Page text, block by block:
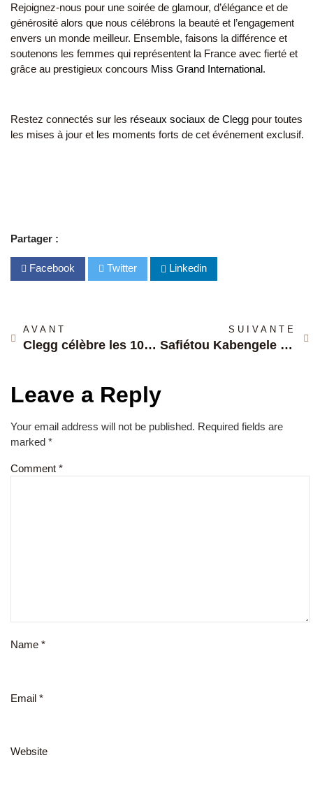
Rejoignez-nous pour une soirée de glamour, d’élégance et de
générosité alors que nous célébrons la beauté et l’engagement
envers un monde meilleur. Ensemble, faisons la différence et
soutenons les femmes qui représentent la France avec fierté et
grâce au prestigieux concours Miss Grand International.
Restez connectés sur les réseaux sociaux de Clegg pour toutes
les mises à jour et les moments forts de cet événement exclusif.
Partager :
Facebook Twitter Linkedin
AVANT
Clegg célèbre les 10 ans de l’Association Phawop : Un Engagement envers une Cause Humanitaire
SUIVANTE
Safiétou Kabengele Couronnée Miss Grand France 2024 : Une Soirée d’Élégance et d’Engagement
Leave a Reply
Your email address will not be published. Required fields are
marked *
Comment *
Name *
Email *
Website